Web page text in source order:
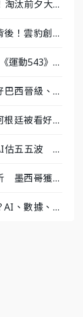
淘汰前夕大混
！雲豹創辦
運動543》微
西晉級、數
廷被看好下
估五五波 牛
墨西哥獲數
、數據、塔